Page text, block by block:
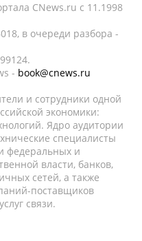
CNews.ru c 11.1998
в очереди разбора -
- book@cnews.ru
и сотрудники одной
экономики:
Ядро аудитории
специалисты
федеральных и
власти, банков,
сетей, а также
поставщиков
связи.